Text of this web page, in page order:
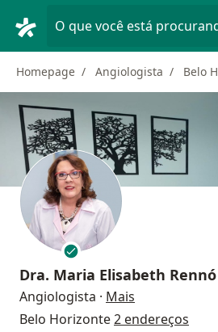
O que você está
Homepage Angiologista Belo
Dra. Maria Elisabeth
Angiologista · Mais
Belo Horizonte2 endereços